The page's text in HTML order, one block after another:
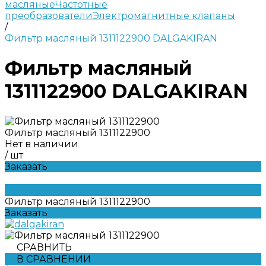
масляныеЧастотные
преобразователиЭлектромагнитные клапаны
/
Фильтр масляный 1311122900 DALGAKIRAN
Фильтр масляный
1311122900 DALGAKIRAN
Фильтр масляный 1311122900
Нет в наличии
/ шт
Заказать
Фильтр масляный 1311122900
Заказать
СРАВНИТЬ
В СРАВНЕНИИ